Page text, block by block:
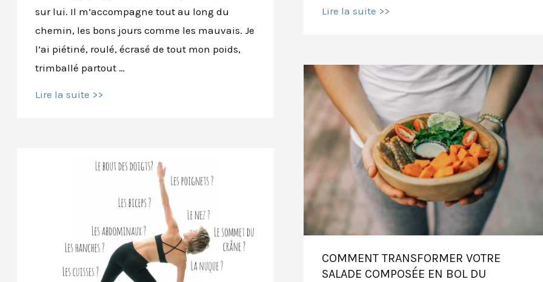
Pratiquer
Lire la suite >>
sur lui. Il m’accompagne tout au long du
chemin, les bons jours comme les mauvais. Je
l’ai piétiné, roulé, écrasé de tout mon poids,
trimballé partout …
Le
Lire la suite >>
COMMENT TRANSFORMER VOTRE
SALADE COMPOSÉE EN BOL DU